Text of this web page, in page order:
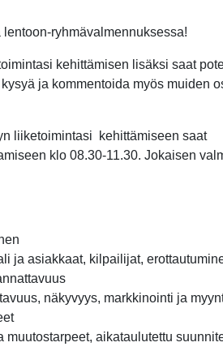
ryhmävalmennuksessa!
kehittämisen lisäksi saat
ja kommentoida myös muiden
liiketoimintasi kehittämiseen saat
klo 08.30-11.30. Jokaisen
ja asiakkaat, kilpailijat,
näkyvyys, markkinointi ja
muutostarpeet, aikataulutettu